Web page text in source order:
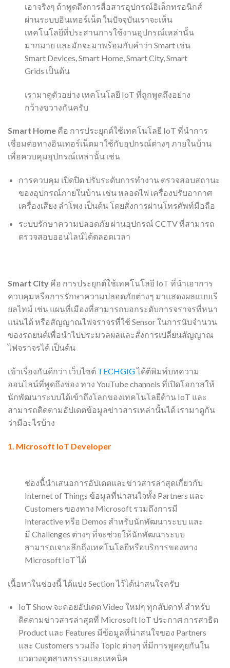
เอาจริงๆ ถ้าพูดถึงการสื่อสารอุปกรณ์อิเล็กทรอนิกส์
ผ่านระบบอินเทอร์เน็ต ในปัจจุบันเราจะเห็น
เทคโนโลยีที่ประสานการใช้งานอุปกรณ์เหล่านั้น
มากมาย และมักจะมาพร้อมกับคำว่า Smart เช่น
Smart Devices, Smart Home, Smart City, Smart
Grids เป็นต้น
เรามาดูตัวอย่าง เทคโนโลยี IoT ที่ถูกพูดถึงอย่าง
กว้างขวางกันครับ
Smart Home คือ การประยุกต์ใช้เทคโนโลยี IoT ที่นำการ
เชื่อมต่อทางอินเทอร์เน็ตมาใช้กับอุปกรณ์ต่างๆ ภายในบ้าน
เพื่อควบคุมอุปกรณ์เหล่านั้น เช่น
การควบคุม เปิดปิด ปรับระดับการทำงาน ตรวจสอบสถานะ
ของอุปกรณ์ภายในบ้าน เช่น หลอดไฟ เครื่องปรับอากาศ
เครื่องเสียง ลำโพง เป็นต้น โดยสั่งการผ่านโทรศัพท์มือถือ
ระบบรักษาความปลอดภัย ผ่านอุปกรณ์ CCTV ที่สามารถ
ตรวจสอบออนไลน์ได้ตลอดเวลา
Smart City คือ การประยุกต์ใช้เทคโนโลยี IoT ที่นำเอาการ
ควบคุมหรือการรักษาความปลอดภัยต่างๆ มาแสดงผลแบบเรี
ยลไทม์ เช่น แผนที่เมืองที่สามารถบอกระดับการจราจรที่หนา
แน่นได้ หรือสัญญาณไฟจราจรที่ใช้ Sensor ในการนับจำนวน
ของรถยนต์เพื่อนำไปประมวลผลและสั่งการเปลี่ยนสัญญาณ
ไฟจราจรได้ เป็นต้น
เข้าเรื่องกันดีกว่า เว็บไซต์ TECHGIGได้ตีพิมพ์บทความ
ออนไลน์ที่พูดถึงช่อง ทาง YouTube channels ที่เปิดโอกาสให้
นักพัฒนาระบบได้เข้าถึงโลกของเทคโนโลยีด้าน IoT และ
สามารถติดตามอัปเดตข้อมูลข่าวสารเหล่านั้นได้ เรามาดูกัน
ว่ามีอะไรบ้าง
1. Microsoft IoT Developer
ช่องนี้นำเสนอการอัปเดตและข่าวสารล่าสุดเกี่ยวกับ
Internet of Things ข้อมูลที่น่าสนใจทั้ง Partners และ
Customers ของทาง Microsoft รวมถึงการมี
Interactive หรือ Demos สำหรับนักพัฒนาระบบ และ
มี Challenges ต่างๆ ที่จะช่วยให้นักพัฒนาระบบ
สามารถเจาะลึกถึงเทคโนโลยีหรือบริการของทาง
Microsoft IoT ได้
เนื้อหาในช่องนี้ ได้แบ่ง Section ไว้ได้น่าสนใจครับ
IoT Show จะคอยอัปเดต Video ใหม่ๆ ทุกสัปดาห์ สำหรับ
ติดตามข่าวสารล่าสุดที่ Microsoft IoT ประกาศ การสาธิต
Product และ Features มีข้อมูลที่น่าสนใจของ Partners
และ Customers รวมถึง Topic ต่างๆ ที่มีการพูดคุยกันใน
แวดวงอุตสาหกรรมและเทคนิค